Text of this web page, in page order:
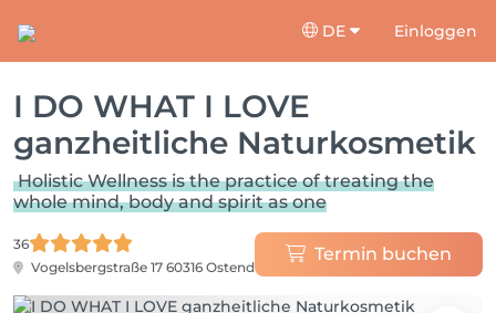
DE Einloggen
I DO WHAT I LOVE
ganzheitliche Naturkosmetik
Holistic Wellness is the practice of treating the
whole mind, body and spirit as one
36
Vogelsbergstraße 17 60316 Ostend
Termin buchen